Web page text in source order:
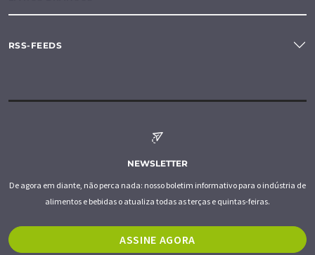
RSS-FEEDS
NEWSLETTER
De agora em diante, não perca nada: nosso boletim informativo para o indústria de
alimentos e bebidas o atualiza todas as terças e quintas-feiras.
ASSINE AGORA